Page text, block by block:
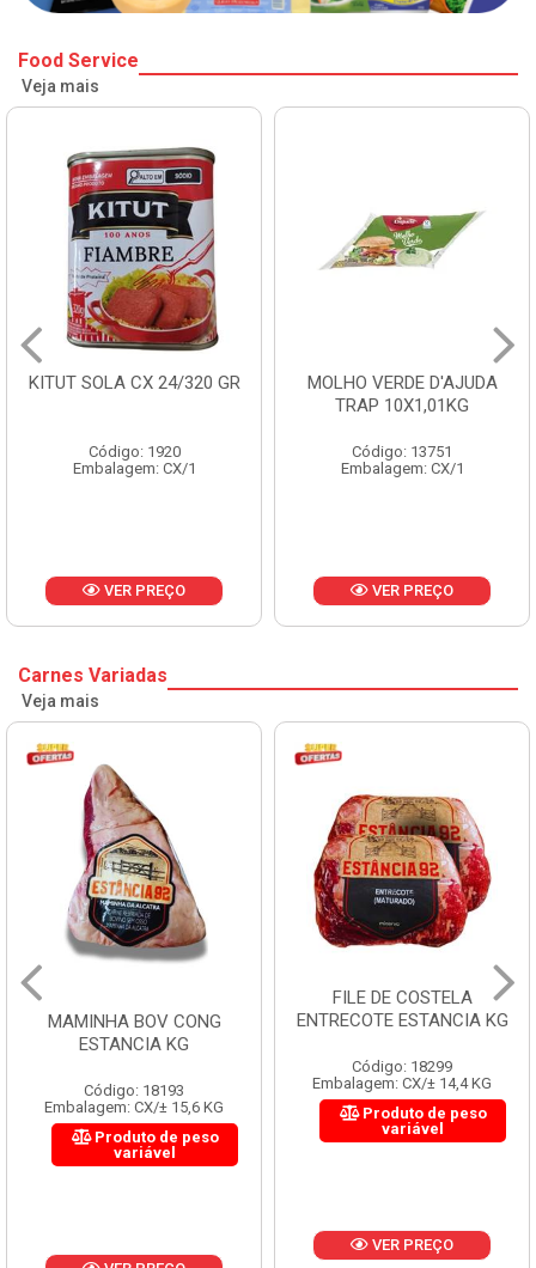
Food Service
Veja mais
KITUT SOLA CX 24/320 GR
Código: 1920
Embalagem: CX/1
VER PREÇO
MOLHO VERDE D'AJUDA
TRAP 10X1,01KG
Código: 13751
Embalagem: CX/1
VER PREÇO
Carnes Variadas
Veja mais
MAMINHA BOV CONG
ESTANCIA KG
Código: 18193
Embalagem: CX/± 15,6 KG
Produto de peso
variável
FILE DE COSTELA
ENTRECOTE ESTANCIA KG
Código: 18299
Embalagem: CX/± 14,4 KG
Produto de peso
variável
VER PREÇO